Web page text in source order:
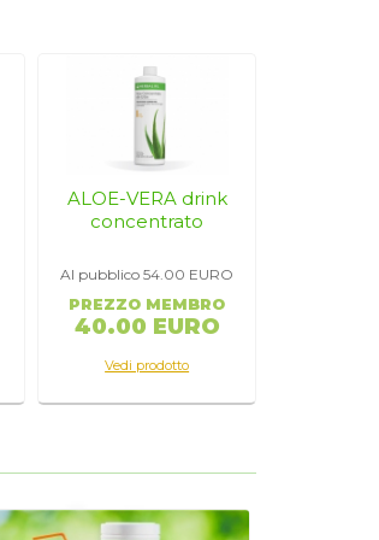
ALOE-VERA drink
concentrato
Al pubblico 54.00 EURO
PREZZO MEMBRO
40.00 EURO
Vedi prodotto